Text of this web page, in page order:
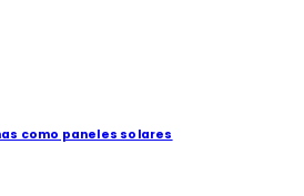
como paneles solares